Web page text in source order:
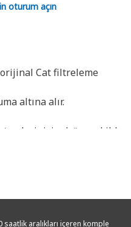
oturum açın
Cat filtreleme
altına alır.
doğru şekilde
temizlik kilit role sahiptir.
toleransları
aralıkları içeren komple